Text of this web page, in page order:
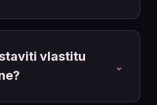
vlastitu
⌄